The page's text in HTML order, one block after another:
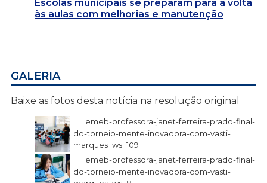
Escolas municipais se preparam para a volta
às aulas com melhorias e manutenção
GALERIA
Baixe as fotos desta notícia na resolução original
emeb-professora-janet-ferreira-prado-final-
do-torneio-mente-inovadora-com-vasti-
marques_ws_109
emeb-professora-janet-ferreira-prado-final-
do-torneio-mente-inovadora-com-vasti-